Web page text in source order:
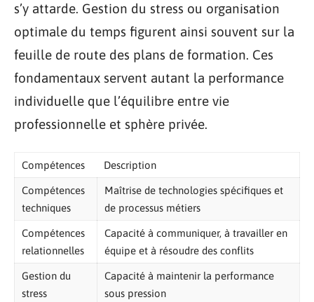
s’y attarde. Gestion du stress ou organisation
optimale du temps figurent ainsi souvent sur la
feuille de route des plans de formation. Ces
fondamentaux servent autant la performance
individuelle que l’équilibre entre vie
professionnelle et sphère privée.
Compétences Description
Compétences
techniques
Maîtrise de technologies spécifiques et
de processus métiers
Compétences
relationnelles
Capacité à communiquer, à travailler en
équipe et à résoudre des conflits
Gestion du
stress
Capacité à maintenir la performance
sous pression